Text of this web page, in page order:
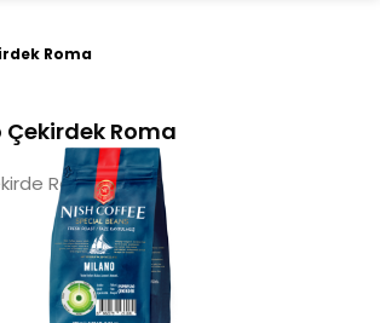
Roma
Çekirdek Roma
Roma